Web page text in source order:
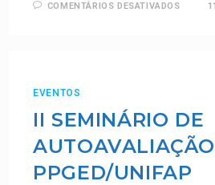
COMENTÁRIOS DESATIVADOS
EVENTOS
II SEMINÁRIO DE
PPGED/UNIFAP